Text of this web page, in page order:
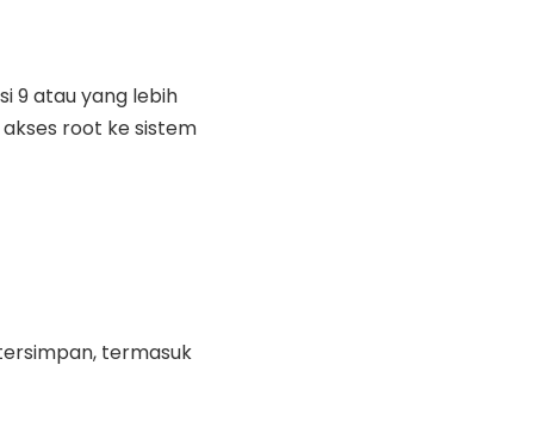
9 atau yang lebih
root ke sistem
termasuk